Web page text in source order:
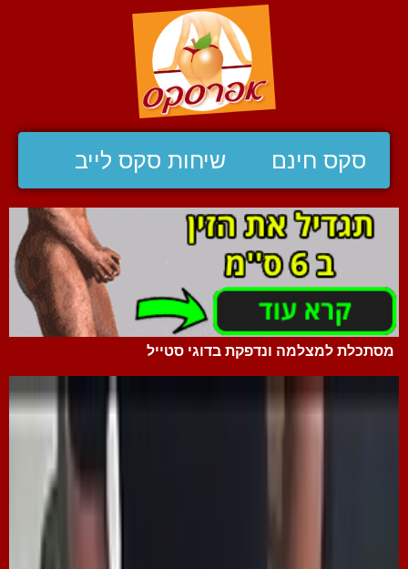
סקס חינם שיחות סקס לייב
מסתכלת למצלמה ונדפקת בדוגי סטייל